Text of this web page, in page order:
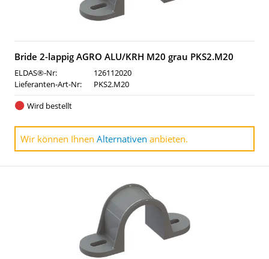
Bride 2-lappig AGRO ALU/KRH M20 grau PKS2.M20
ELDAS®-Nr:
126112020
Lieferanten-Art-Nr:
PKS2.M20
Wird bestellt
Wir können Ihnen Alternativen anbieten.